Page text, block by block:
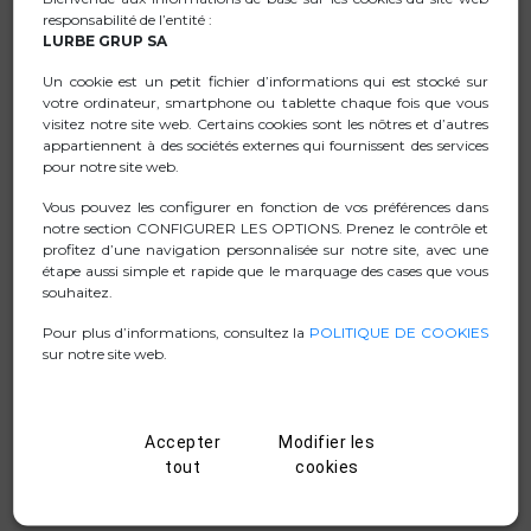
plus efficace de la batterie de l'appareil, prolongeant
ainsi sa durée de vie.
Sa conception à 2 ports vous permet de charger 2
appareils simultanément de manière sûre et stable.
Compatible avec les smartphones, tablettes, ordinateurs
portables et autres dispositifs de charge USB.
Conception compacte et portable.
.ZIP IMAGES
responsabilité de l’entité :
LURBE GRUP SA
Un cookie est un petit fichier d’informations qui est stocké sur
votre ordinateur, smartphone ou tablette chaque fois que vous
visitez notre site web. Certains cookies sont les nôtres et d’autres
appartiennent à des sociétés externes qui fournissent des services
pour notre site web.
Vous pouvez les configurer en fonction de vos préférences dans
notre section CONFIGURER LES OPTIONS. Prenez le contrôle et
profitez d’une navigation personnalisée sur notre site, avec une
étape aussi simple et rapide que le marquage des cases que vous
souhaitez.
Pour plus d’informations, consultez la POLITIQUE DE COOKIES
sur notre site web.
Accepter
tout
Modifier les
cookies